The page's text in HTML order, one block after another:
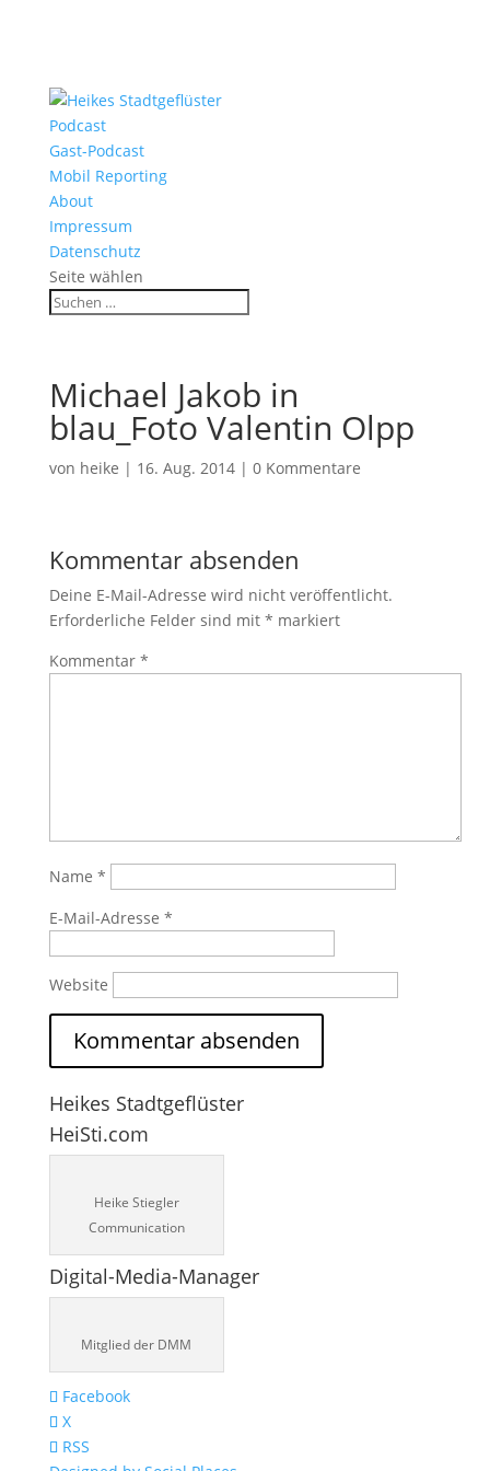
Podcast
Gast-Podcast
Mobil Reporting
About
Impressum
Datenschutz
Seite wählen
Michael Jakob in
blau_Foto Valentin Olpp
von heike | 16. Aug. 2014| 0 Kommentare
Kommentar absenden
Deine E-Mail-Adresse wird nicht veröffentlicht.
Erforderliche Felder sind mit * markiert
Kommentar *
Name *
E-Mail-Adresse *
Website
Heikes Stadtgeflüster
HeiSti.com
Heike Stiegler
Communication
Digital-Media-Manager
Mitglied der DMM
Facebook
X
RSS